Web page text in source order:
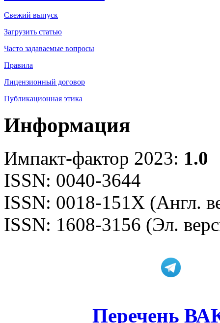
Свежий выпуск
Загрузить статью
Часто задаваемые вопросы
Правила
Лицензионный договор
Публикационная этика
Информация
Импакт-фактор 2023: 1.0
ISSN: 0040-3644
ISSN: 0018-151X (Англ.
ISSN: 1608-3156 (Эл.
Перечень